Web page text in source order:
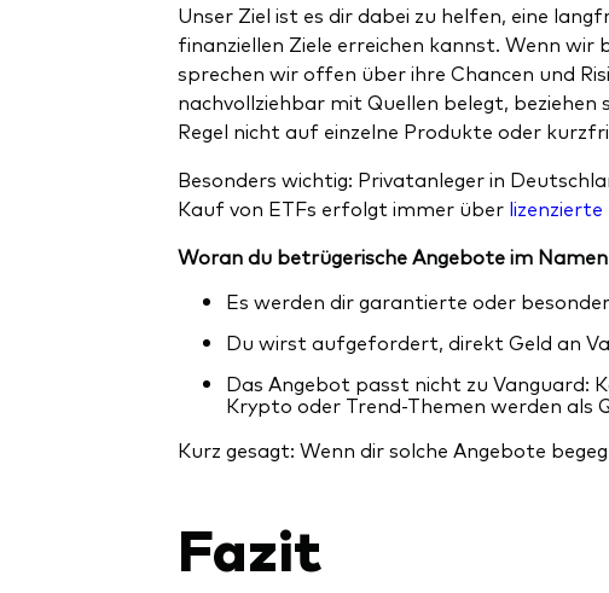
Unser Ziel ist es dir dabei zu helfen, eine
finanziellen Ziele erreichen kannst. Wenn
sprechen wir offen über ihre Chancen und
nachvollziehbar mit Quellen belegt,
Regel nicht auf einzelne Produkte oder
Besonders wichtig: Privatanleger in
Kauf von ETFs erfolgt immer über lizenzierte
Woran du betrügerische Angebote im
Es werden dir garantierte oder
Du wirst aufgefordert, direkt Geld an
Das Angebot passt nicht zu Vanguard:
Krypto oder Trend-Themen werden als
Kurz gesagt: Wenn dir solche Angebote
Fazit